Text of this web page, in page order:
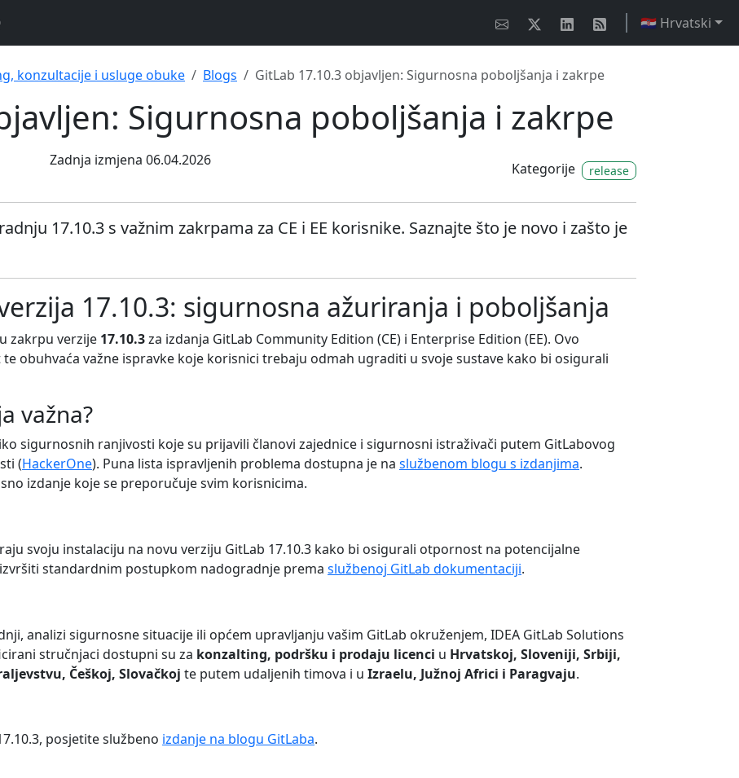
🇭🇷 Hrvatski
konzultacije i usluge obuke Blogs GitLab 17.10.3 objavljen: Sigurnosna poboljšanja i zakrpe
Sigurnosna poboljšanja i zakrpe
Zadnja izmjena 06.04.2026
Kategorije release
17.10.3 s važnim zakrpama za CE i EE korisnike. Saznajte što je novo i zašto je
17.10.3: sigurnosna ažuriranja i poboljšanja
zakrpu verzije 17.10.3za izdanja GitLab Community Edition (CE) i Enterprise Edition (EE). Ovo
obuhvaća važne ispravke koje korisnici trebaju odmah ugraditi u svoje sustave kako bi osigurali
važna?
sigurnosnih ranjivosti koje su prijavili članovi zajednice i sigurnosni istraživači putem GitLabovog
(HackerOne). Puna lista ispravljenih problema dostupna je na službenom blogu s izdanjima.
izdanje koje se preporučuje svim korisnicima.
svoju instalaciju na novu verziju GitLab 17.10.3 kako bi osigurali otpornost na potencijalne
standardnim postupkom nadogradnje prema službenoj GitLab dokumentaciji.
analizi sigurnosne situacije ili općem upravljanju vašim GitLab okruženjem, IDEA GitLab Solutions
stručnjaci dostupni su za konzalting, podršku i prodaju licenci u Hrvatskoj, Sloveniji, Srbiji,
Češkoj, Slovačkoj te putem udaljenih timova i u Izraelu, Južnoj Africi i Paragvaju.
posjetite službeno izdanje na blogu GitLaba.